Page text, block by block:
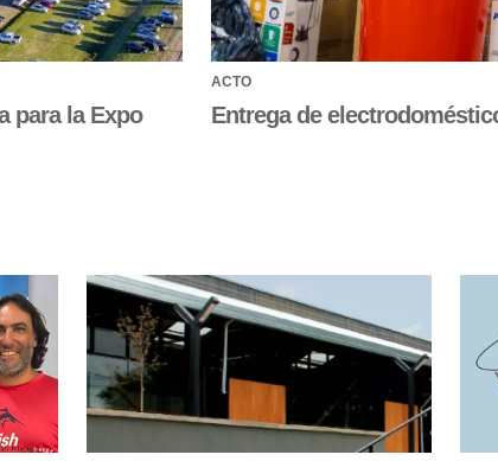
para la Expo
ACTO
Entrega de